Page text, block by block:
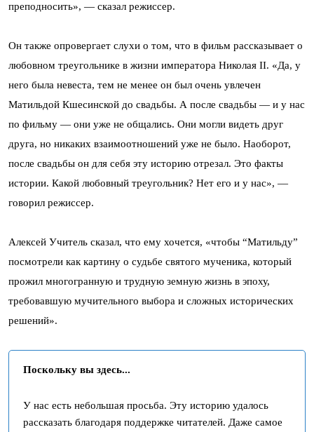
преподносить», — сказал режиссер.
Он также опровергает слухи о том, что в фильм рассказывает о
любовном треугольнике в жизни императора Николая II. «Да, у
него была невеста, тем не менее он был очень увлечен
Матильдой Кшесинской до свадьбы. А после свадьбы — и у нас
по фильму — они уже не общались. Они могли видеть друг
друга, но никаких взаимоотношений уже не было. Наоборот,
после свадьбы он для себя эту историю отрезал. Это факты
истории. Какой любовный треугольник? Нет его и у нас», —
говорил режиссер.
Алексей Учитель сказал, что ему хочется, «чтобы “Матильду”
посмотрели как картину о судьбе святого мученика, который
прожил многогранную и трудную земную жизнь в эпоху,
требовавшую мучительного выбора и сложных исторических
решений».
Поскольку вы здесь...
У нас есть небольшая просьба. Эту историю удалось
рассказать благодаря поддержке читателей. Даже самое